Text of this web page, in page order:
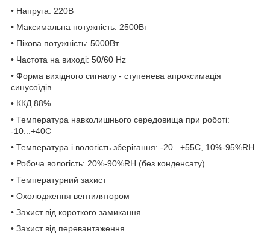
• Напруга: 220В
• Максимальна потужність: 2500Вт
• Пікова потужність: 5000Вт
• Частота на виході: 50/60 Hz
• Форма вихідного сигналу - ступенева апроксимація
синусоїдів
• ККД 88%
• Температура навколишнього середовища при роботі:
-10...+40С
• Температура і вологість зберігання: -20...+55С, 10%-95%RH
• Робоча вологість: 20%-90%RH (без конденсату)
• Температурний захист
• Охолодження вентилятором
• Захист від короткого замикання
• Захист від перевантаження